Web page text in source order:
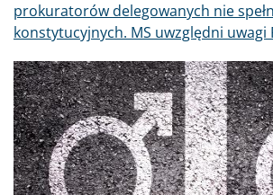
prokuratorów delegowanych nie
konstytucyjnych. MS uwzględni uwagi
Obraz